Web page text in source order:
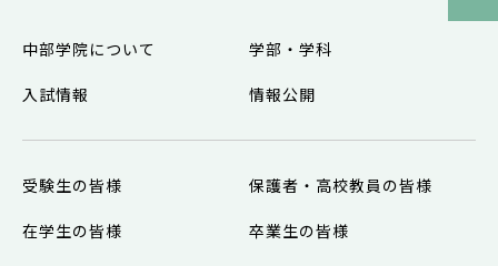
中部学院について 学部・学科
入試情報 情報公開
受験生の皆様 保護者・高校教員の皆様
在学生の皆様 卒業生の皆様